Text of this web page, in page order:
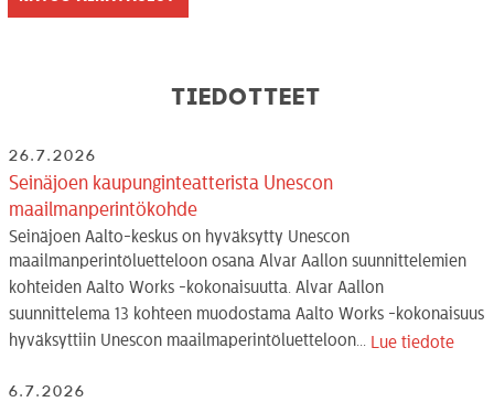
Tiedotteet
26.7.2026
Seinäjoen kaupunginteatterista Unescon
maailmanperintökohde
Seinäjoen Aalto-keskus on hyväksytty Unescon
maailmanperintöluetteloon osana Alvar Aallon suunnittelemien
kohteiden Aalto Works -kokonaisuutta. Alvar Aallon
suunnittelema 13 kohteen muodostama Aalto Works -kokonaisuus
hyväksyttiin Unescon maailmaperintöluetteloon... Lue tiedote
6.7.2026